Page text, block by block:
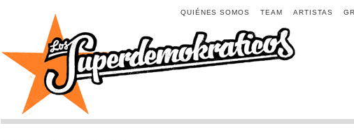
ARTISTAS
TEAM
QUIÉNES SOMOS